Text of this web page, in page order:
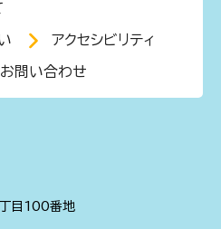
アクセシビリティ
お問い合わせ
目100番地